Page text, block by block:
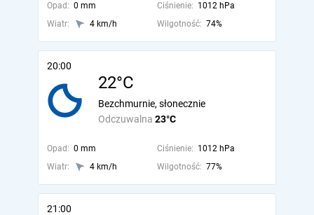
Opad: 0 mm Ciśnienie: 1012 hPa
Wiatr:
4 km/h Wilgotność: 74%
20:00
22°C
Odczuwalna 23°C
Bezchmurnie, słonecznie
Opad: 0 mm Ciśnienie: 1012 hPa
Wiatr:
4 km/h Wilgotność: 77%
21:00